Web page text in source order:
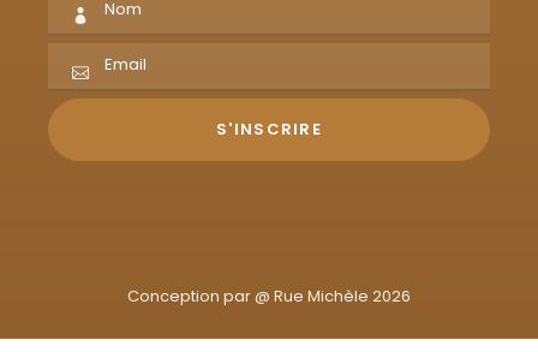
Conception par @ Rue Michèle 2026